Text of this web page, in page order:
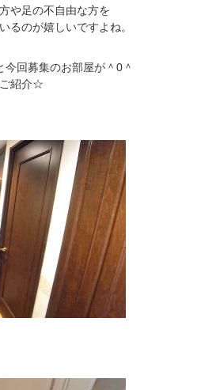
や足の不自由な方を
るのが嬉しいですよね。
回募集のお部屋が＾0＾
紹介☆